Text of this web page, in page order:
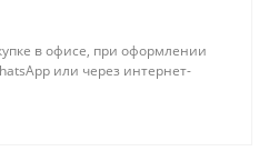
в офисе, при оформлении
или через интернет-